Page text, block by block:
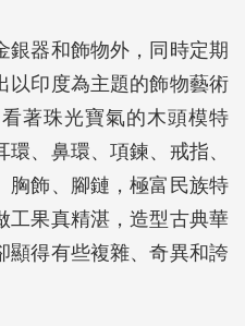
銀器和飾物外，同時定期
以印度為主題的飾物藝術
著珠光寶氣的木頭模特
、鼻環、項鍊、戒指、
胸飾、腳鏈，極富民族特
工果真精湛，造型古典華
顯得有些複雜、奇異和誇